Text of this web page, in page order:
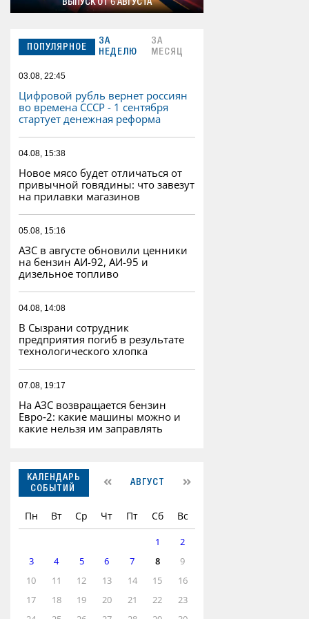
ВЫПУСК ОТ 6 АВГУСТА
ПОПУЛЯРНОЕ
ЗА
НЕДЕЛЮ
ЗА
МЕСЯЦ
03.08, 22:45
Цифровой рубль вернет россиян
во времена СССР - 1 сентября
стартует денежная реформа
04.08, 15:38
Новое мясо будет отличаться от
привычной говядины: что завезут
на прилавки магазинов
05.08, 15:16
АЗС в августе обновили ценники
на бензин АИ-92, АИ-95 и
дизельное топливо
04.08, 14:08
В Сызрани сотрудник
предприятия погиб в результате
технологического хлопка
07.08, 19:17
На АЗС возвращается бензин
Евро‑2: какие машины можно и
какие нельзя им заправлять
КАЛЕНДАРЬ
СОБЫТИЙ
АВГУСТ
Пн Вт Ср Чт Пт Сб Вс
1
2
3
4 5 6 7 8
9
10
11 12 13 14 15
16
17
18 19 20 21 22
23